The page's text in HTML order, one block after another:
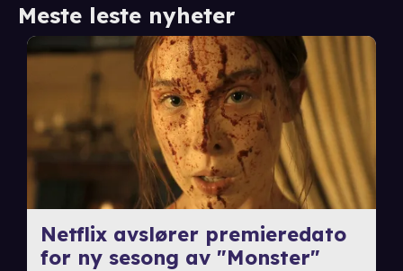
Meste leste nyheter
Netflix avslører premieredato
for ny sesong av "Monster"